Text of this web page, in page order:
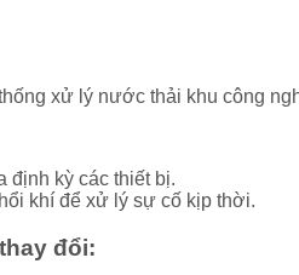
xử lý nước thải khu công
định kỳ các thiết bị.
khí để xử lý sự cố kịp thời.
đổi: